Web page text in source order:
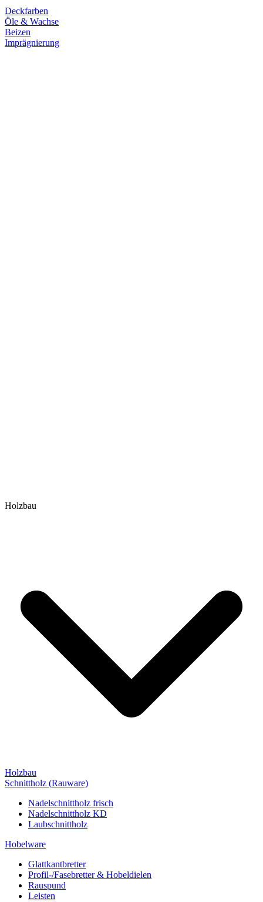
Deckfarben
Öle & Wachse
Beizen
Imprägnierung
Holzbau
Holzbau
Schnittholz (Rauware)
Nadelschnittholz frisch
Nadelschnittholz KD
Laubschnittholz
Hobelware
Glattkantbretter
Profil-/Fasebretter & Hobeldielen
Rauspund
Leisten